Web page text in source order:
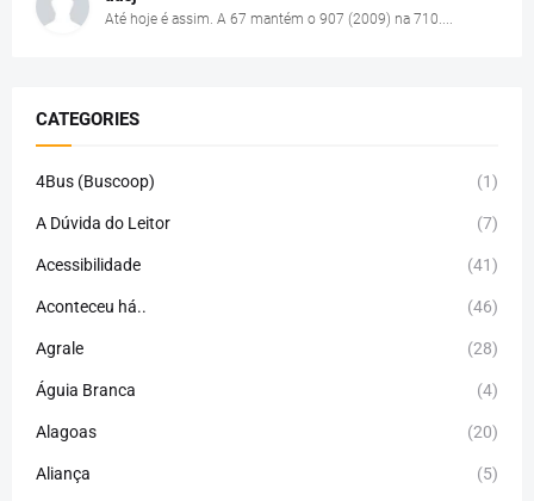
Até hoje é assim. A 67 mantém o 907 (2009) na 710....
CATEGORIES
4Bus (Buscoop) (1)
A Dúvida do Leitor (7)
Acessibilidade (41)
Aconteceu há.. (46)
Agrale (28)
Águia Branca (4)
Alagoas (20)
Aliança (5)